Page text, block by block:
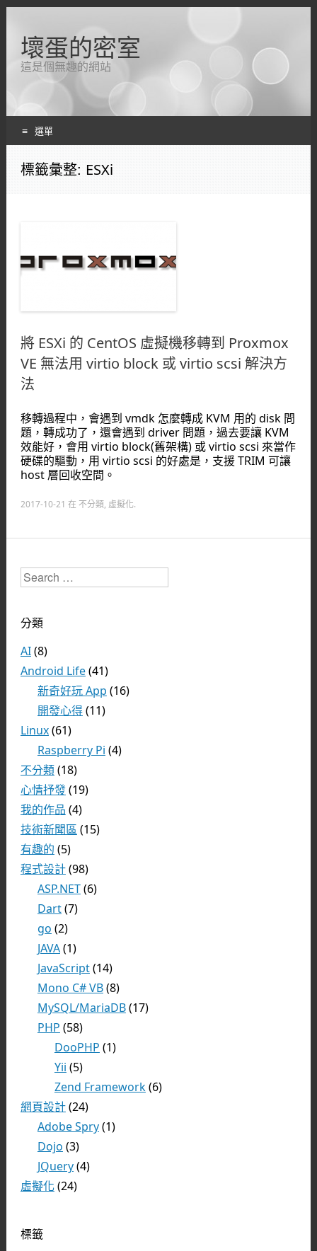
壞蛋的密室
這是個無趣的網站
選單
跳轉到內容
標籤彙整: ESXi
將 ESXi 的 CentOS 虛擬機移轉到 Proxmox
VE 無法用 virtio block 或 virtio scsi 解決方
法
移轉過程中，會遇到 vmdk 怎麼轉成 KVM 用的 disk 問
題，轉成功了，還會遇到 driver 問題，過去要讓 KVM
效能好，會用 virtio block(舊架構) 或 virtio scsi 來當作
硬碟的驅動，用 virtio scsi 的好處是，支援 TRIM 可讓
host 層回收空間。
2017-10-21 在 不分類, 虛擬化.
Search
分類
AI(8)
Android Life(41)
新奇好玩 App (16)
開發心得(11)
Linux(61)
Raspberry Pi (4)
不分類(18)
心情抒發(19)
我的作品 (4)
技術新聞區 (15)
有趣的 (5)
程式設計(98)
ASP.NET(6)
Dart(7)
go (2)
JAVA(1)
JavaScript(14)
Mono C# VB(8)
MySQL/MariaDB(17)
PHP (58)
DooPHP (1)
Yii (5)
Zend Framework(6)
網頁設計(24)
Adobe Spry(1)
Dojo (3)
JQuery(4)
虛擬化(24)
標籤